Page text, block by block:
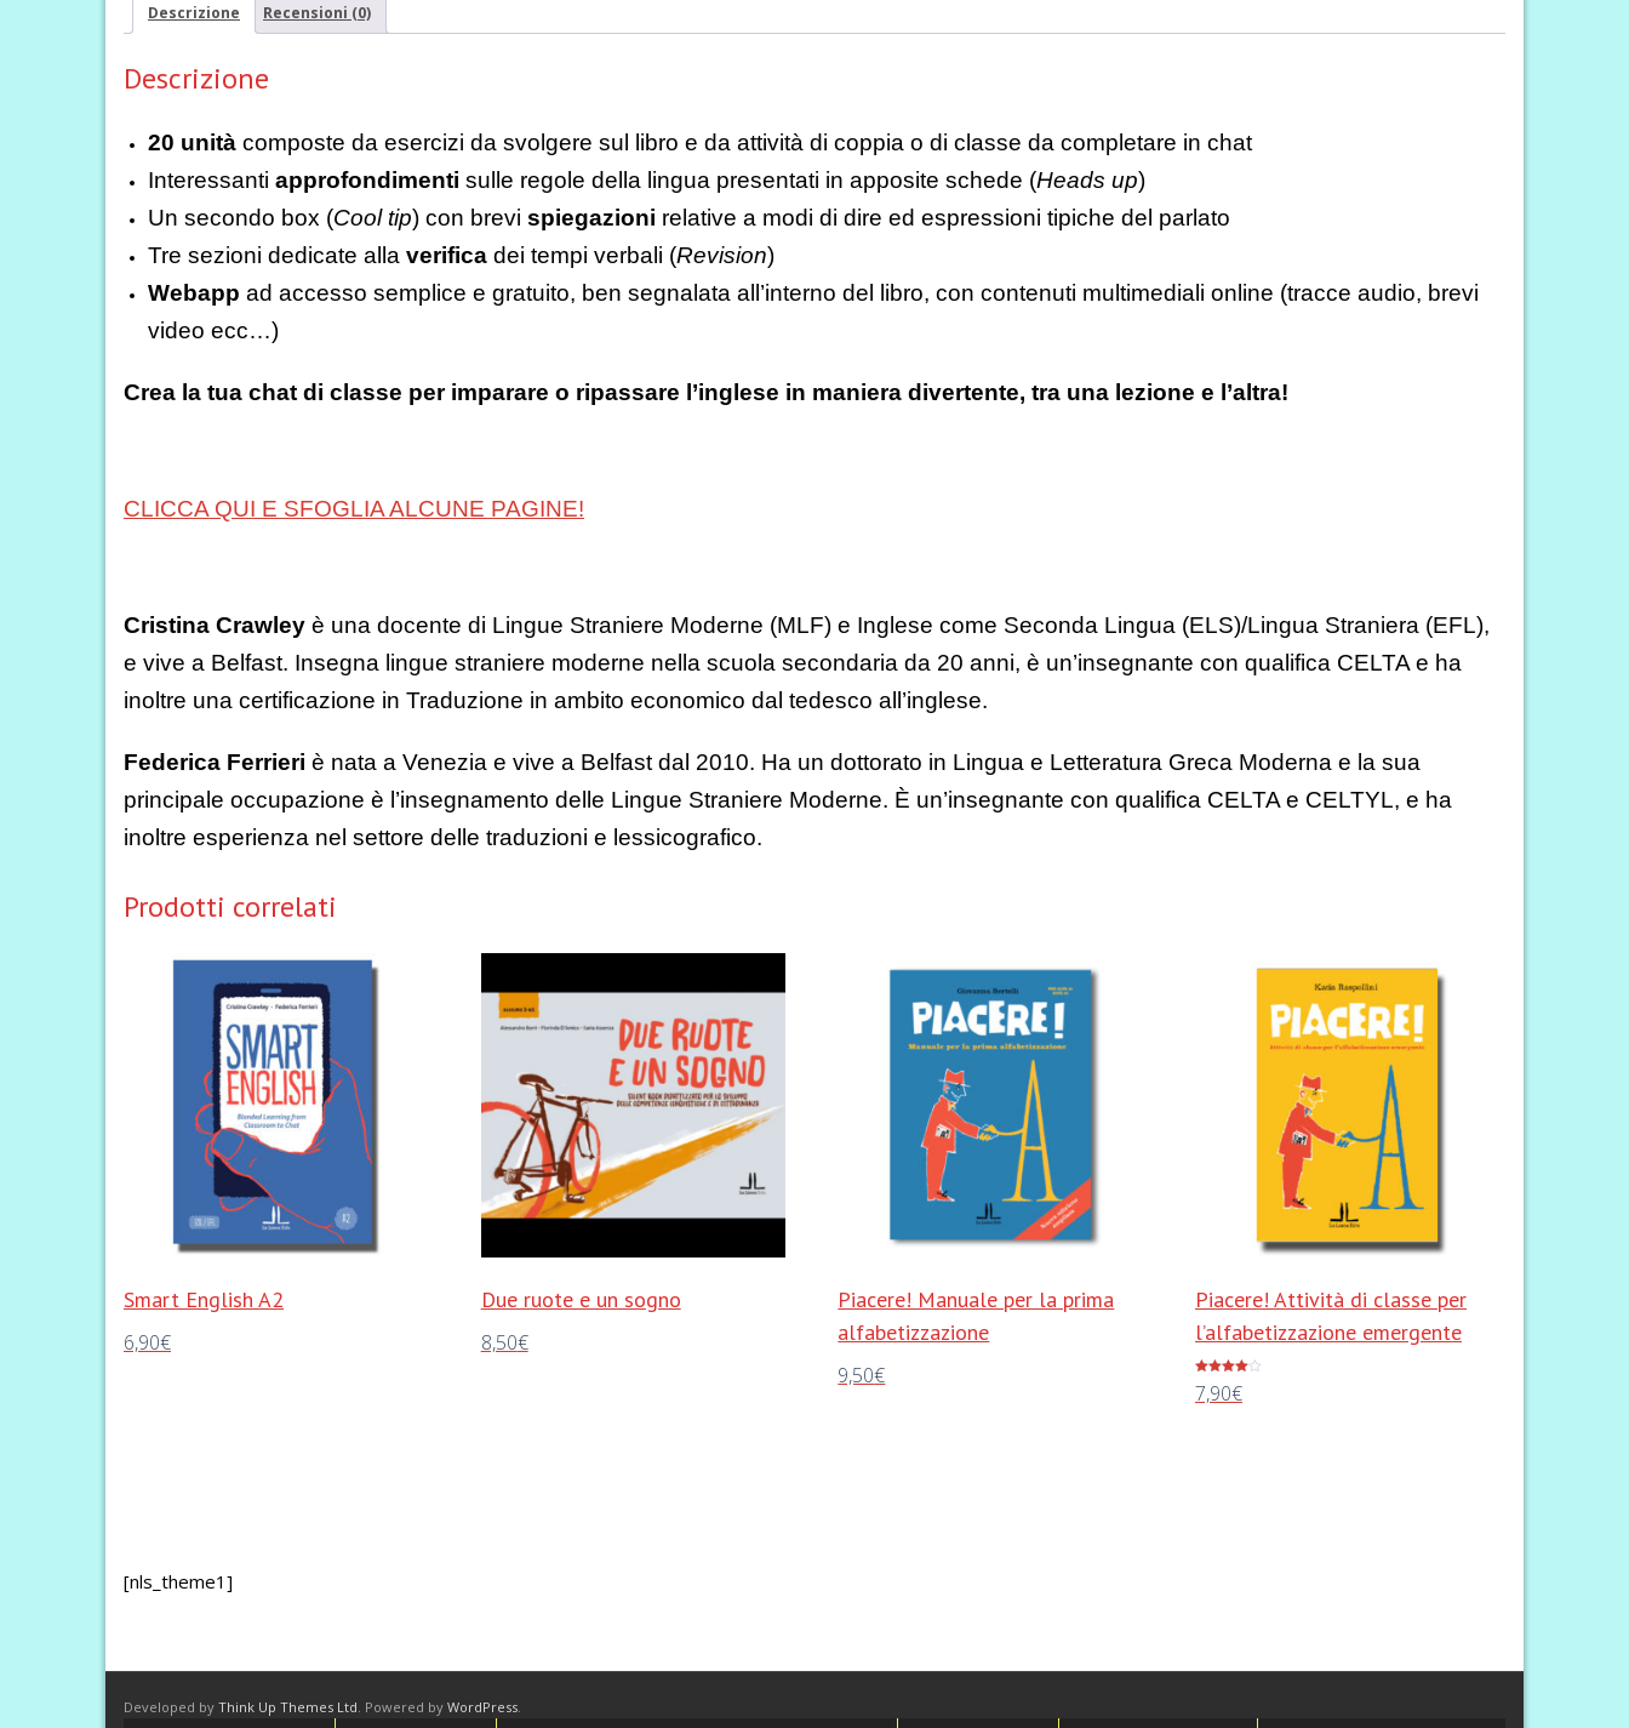
Descrizione Recensioni (0)
Descrizione
20 unità composte da esercizi da svolgere sul libro e da attività di coppia o di classe da completare in chat
Interessanti approfondimenti sulle regole della lingua presentati in apposite schede (Heads up)
Un secondo box (Cool tip) con brevi spiegazioni relative a modi di dire ed espressioni tipiche del parlato
Tre sezioni dedicate alla verifica dei tempi verbali (Revision)
Webapp ad accesso semplice e gratuito, ben segnalata all’interno del libro, con contenuti multimediali online (tracce audio, brevi
video ecc…)
Crea la tua chat di classe per imparare o ripassare l’inglese in maniera divertente, tra una lezione e l’altra!
CLICCA QUI E SFOGLIA ALCUNE PAGINE!
Cristina Crawley è una docente di Lingue Straniere Moderne (MLF) e Inglese come Seconda Lingua (ELS)/Lingua Straniera (EFL),
e vive a Belfast. Insegna lingue straniere moderne nella scuola secondaria da 20 anni, è un’insegnante con qualifica CELTA e ha
inoltre una certificazione in Traduzione in ambito economico dal tedesco all’inglese.
Federica Ferrieri è nata a Venezia e vive a Belfast dal 2010. Ha un dottorato in Lingua e Letteratura Greca Moderna e la sua
principale occupazione è l’insegnamento delle Lingue Straniere Moderne. È un’insegnante con qualifica CELTA e CELTYL, e ha
inoltre esperienza nel settore delle traduzioni e lessicografico.
Prodotti correlati
Smart English A2
6,90€
Due ruote e un sogno
8,50€
Piacere! Manuale per la prima
alfabetizzazione
9,50€
Piacere! Attività di classe per
l’alfabetizzazione emergente
Valutato
4.00
su 5
7,90€
[nls_theme1]
Developed by Think Up Themes Ltd . Powered by WordPress